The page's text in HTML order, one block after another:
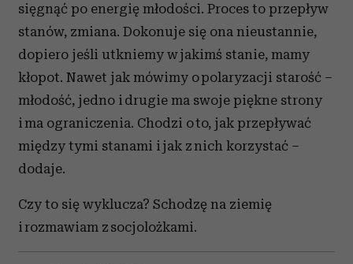
sięgnąć po energię młodości. Proces to przepływ
stanów, zmiana. Dokonuje się ona nieustannie,
dopiero jeśli utkniemy w jakimś stanie, mamy
kłopot. Nawet jak mówimy o polaryzacji starość –
młodość, jedno i drugie ma swoje piękne strony
i ma ograniczenia. Chodzi o to, jak przepływać
między tymi stanami i jak z nich korzystać –
dodaje.
Czy to się wyklucza? Schodzę na ziemię
i rozmawiam z socjolożkami.